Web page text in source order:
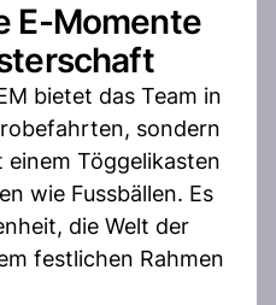
E-Momente
bietet das Team in
sondern
Töggelikasten
wie Fussbällen. Es
die Welt der
festlichen Rahmen